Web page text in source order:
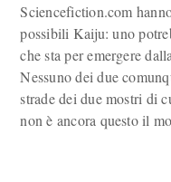
Sciencefiction.com
possibili Kaiju: uno
che sta per emergere
Nessuno dei due
strade dei due mostri di
non è ancora questo il